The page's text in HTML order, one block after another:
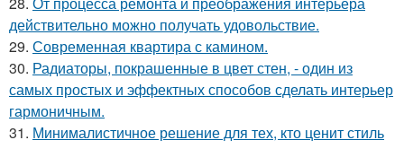
действительно можно получать удовольствие.
29. Современная квартира с камином.
30. Радиаторы, покрашенные в цвет стен, - один из
самых простых и эффектных способов сделать интерьер
гармоничным.
31. Минималистичное решение для тех, кто ценит стиль